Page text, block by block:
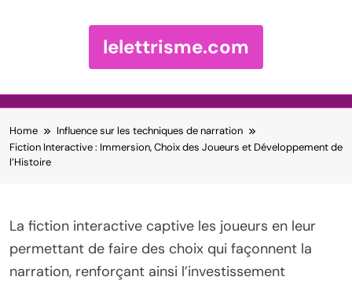
lelettrisme.com
Home
Influence sur les techniques de narration
Fiction Interactive : Immersion, Choix des Joueurs et Développement de
l’Histoire
La fiction interactive captive les joueurs en leur
permettant de faire des choix qui façonnent la
narration, renforçant ainsi l’investissement